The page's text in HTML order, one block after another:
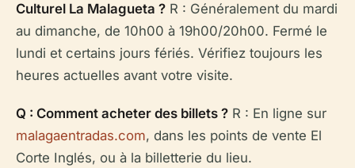
Culturel La Malagueta ? R : Généralement du mardi
au dimanche, de 10h00 à 19h00/20h00. Fermé le
lundi et certains jours fériés. Vérifiez toujours les
heures actuelles avant votre visite.
Q : Comment acheter des billets ? R : En ligne sur
malagaentradas.com, dans les points de vente El
Corte Inglés, ou à la billetterie du lieu.